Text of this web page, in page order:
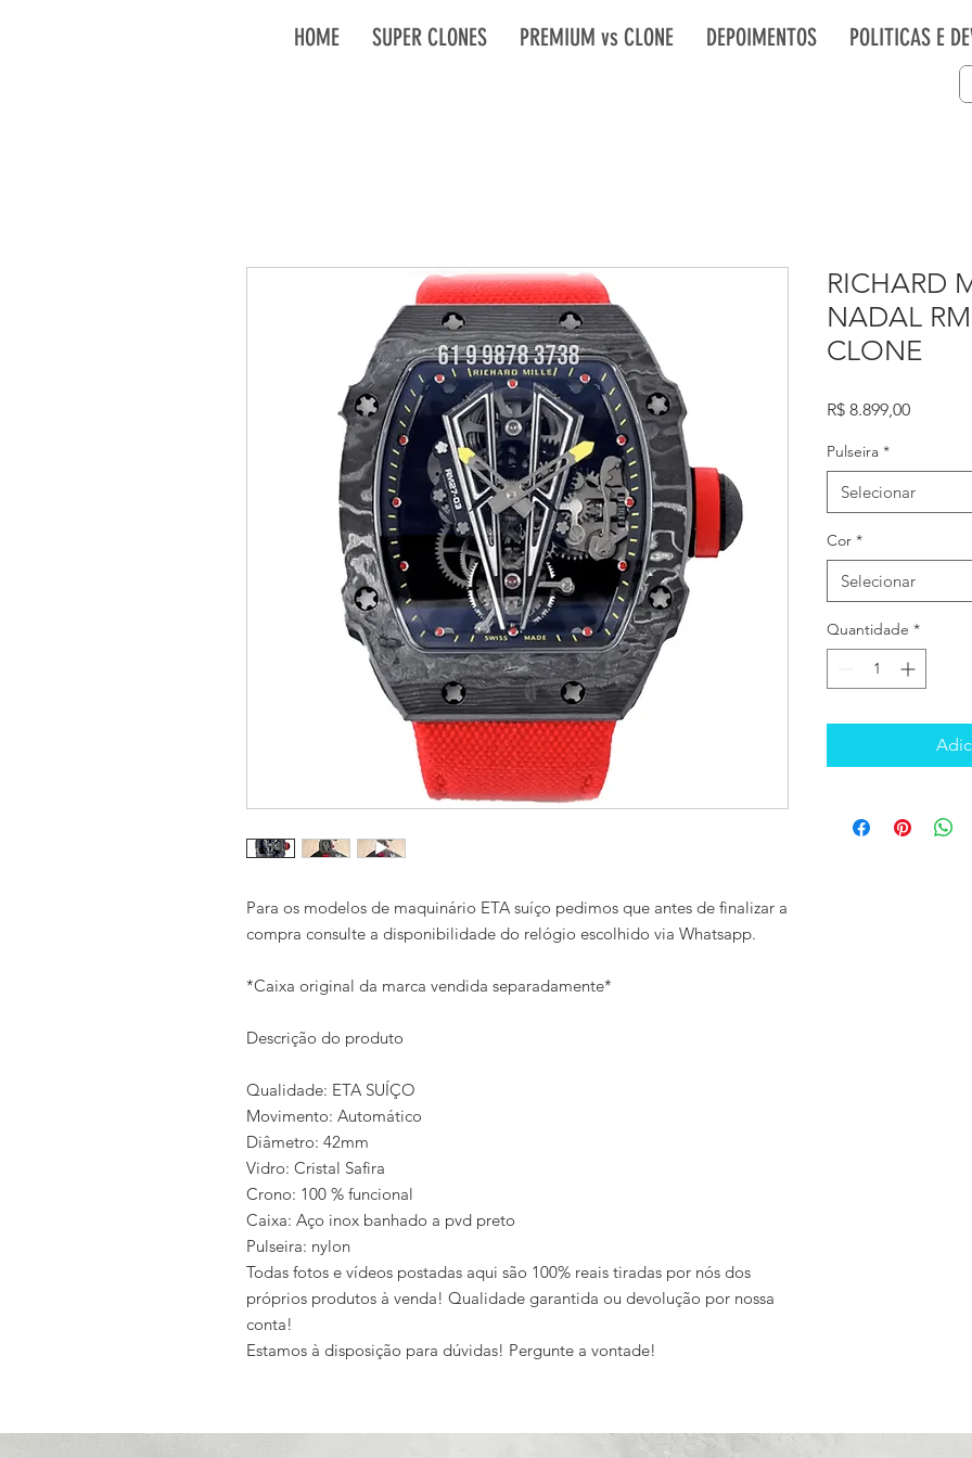
HOME SUPER CLONES PREMIUM vs CLONE DEPOIMENTOS POLITICAS E
Para os modelos de maquinário ETA suíço pedimos que antes de finalizar a
compra consulte a disponibilidade do relógio escolhido via Whatsapp.
*Caixa original da marca vendida separadamente*
Descrição do produto
Qualidade: ETA SUÍÇO
Movimento: Automático
Diâmetro: 42mm
Vidro: Cristal Safira
Crono: 100 % funcional
Caixa: Aço inox banhado a pvd preto
Pulseira: nylon
Todas fotos e vídeos postadas aqui são 100% reais tiradas por nós dos
próprios produtos à venda! Qualidade garantida ou devolução por nossa
conta!
Estamos à disposição para dúvidas! Pergunte a vontade!
RICHARD
NADAL
CLONE
R$ 8.899,00Preço
Pulseira *
Selecionar
Cor *
Selecionar
Quantidade *